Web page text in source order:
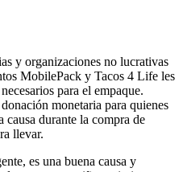
y organizaciones no lucrativas
MobilePack y Tacos 4 Life les
para el empaque.
monetaria para quienes
causa durante la compra de
llevar.
es una buena causa y